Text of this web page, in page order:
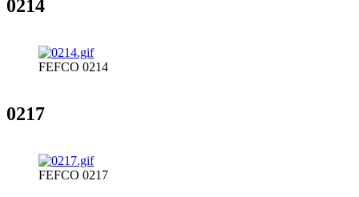
0214
FEFCO 0214
0217
FEFCO 0217